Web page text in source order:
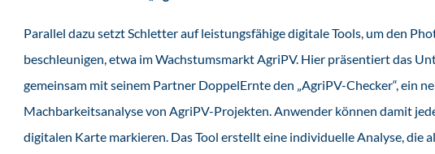
Parallel dazu setzt Schletter auf leistungsfähige digitale Tools, um den
beschleunigen, etwa im Wachstumsmarkt AgriPV. Hier präsentiert das
gemeinsam mit seinem Partner DoppelErnte den „AgriPV-Checker“, ein
Machbarkeitsanalyse von AgriPV-Projekten. Anwender können damit
digitalen Karte markieren. Das Tool erstellt eine individuelle Analyse, die